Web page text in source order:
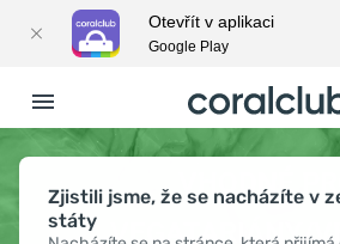
Zjistili jsme, že se nacházíte v
státy
VHODNÉ PRO
VEGATARIÁNY/
Otevřít v aplikaci
Google Play